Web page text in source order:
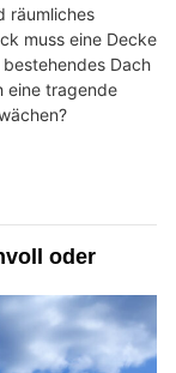
räumliches
muss eine Decke
Dach
eine tragende
oder